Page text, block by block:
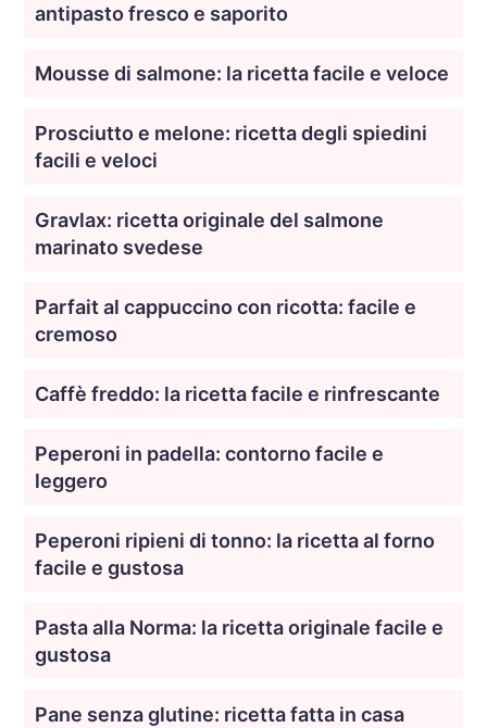
antipasto fresco e saporito
Mousse di salmone: la ricetta facile e veloce
Prosciutto e melone: ricetta degli spiedini
facili e veloci
Gravlax: ricetta originale del salmone
marinato svedese
Parfait al cappuccino con ricotta: facile e
cremoso
Caffè freddo: la ricetta facile e rinfrescante
Peperoni in padella: contorno facile e
leggero
Peperoni ripieni di tonno: la ricetta al forno
facile e gustosa
Pasta alla Norma: la ricetta originale facile e
gustosa
Pane senza glutine: ricetta fatta in casa